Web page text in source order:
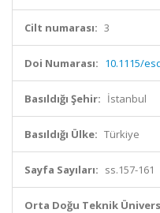
Cilt numarası: 3
Doi Numarası: 10.1115/
Basıldığı Şehir: İstanbul
Basıldığı Ülke: Türkiye
Sayfa Sayıları: ss.157-161
Orta Doğu Teknik